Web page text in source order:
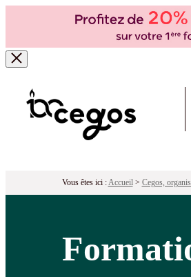
Vous êtes ici :Accueil> Cegos,